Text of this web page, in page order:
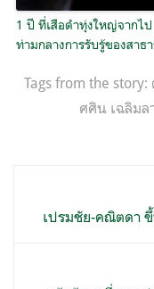
1 ปี ที่เสือดำทุ่งใหญ่จากไป
ท่ามกลางการรับรู้ของสาธ
Tags from the story:
ศศิน เฉลิมล
เรื่อง
เปรมชัย-คณิตดา